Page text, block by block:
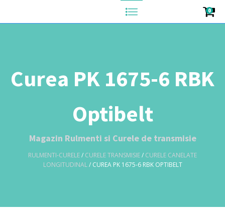
0
Curea PK 1675-6 RBK
Optibelt
Magazin Rulmenti si Curele de transmisie
RULMENTI-CURELE/ CURELE TRANSMISIE/ CURELE CANELATE
LONGITUDINAL/ CUREA PK 1675-6 RBK OPTIBELT